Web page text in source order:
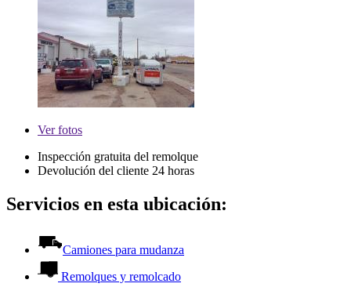
Verfotos
Inspección gratuita del remolque
Devolución del cliente 24 horas
Servicios en esta ubicación:
Camiones para mudanza
Remolques y remolcado